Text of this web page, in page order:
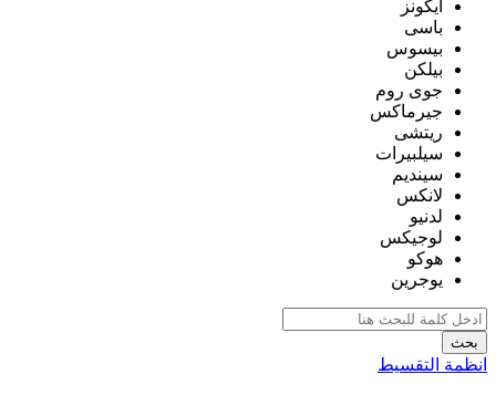
ايكونز
باسى
بيسوس
بيلكن
جوى روم
جيرماكس
ريتشى
سيلبيرات
سينديم
لانكس
لدنيو
لوجيكس
هوكو
يوجرين
بحث
انظمة التقسيط